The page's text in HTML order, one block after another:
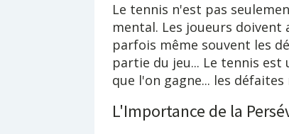
Le tennis n'est pas
mental. Les joueurs
parfois même souvent les
partie du jeu... Le tennis
que l'on gagne... les
L'Importance de la